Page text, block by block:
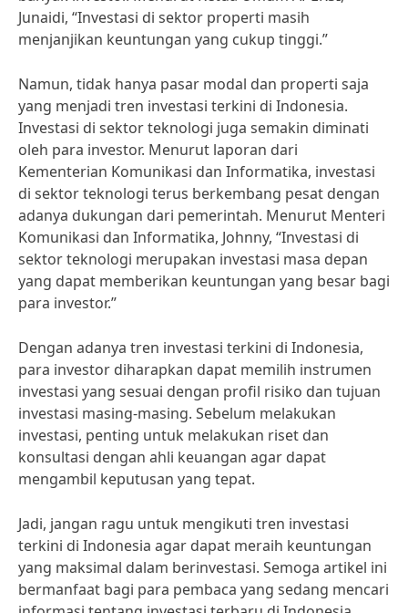
Junaidi, “Investasi di sektor properti masih
menjanjikan keuntungan yang cukup tinggi.”
Namun, tidak hanya pasar modal dan properti saja
yang menjadi tren investasi terkini di Indonesia.
Investasi di sektor teknologi juga semakin diminati
oleh para investor. Menurut laporan dari
Kementerian Komunikasi dan Informatika, investasi
di sektor teknologi terus berkembang pesat dengan
adanya dukungan dari pemerintah. Menurut Menteri
Komunikasi dan Informatika, Johnny, “Investasi di
sektor teknologi merupakan investasi masa depan
yang dapat memberikan keuntungan yang besar bagi
para investor.”
Dengan adanya tren investasi terkini di Indonesia,
para investor diharapkan dapat memilih instrumen
investasi yang sesuai dengan profil risiko dan tujuan
investasi masing-masing. Sebelum melakukan
investasi, penting untuk melakukan riset dan
konsultasi dengan ahli keuangan agar dapat
mengambil keputusan yang tepat.
Jadi, jangan ragu untuk mengikuti tren investasi
terkini di Indonesia agar dapat meraih keuntungan
yang maksimal dalam berinvestasi. Semoga artikel ini
bermanfaat bagi para pembaca yang sedang mencari